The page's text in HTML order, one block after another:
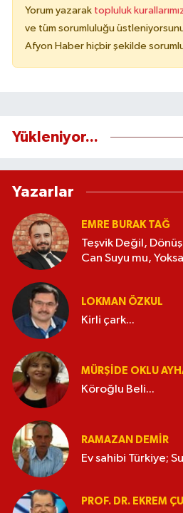
Yorum yazarak topluluk
ve tüm sorumluluğu
Afyon Haber hiçbir şekilde
Yükleniyor...
Yazarlar
EMRE BURAK TAĞ
Teşvik Değil,
Can Suyu mu,
LOKMAN ÖZKUL
Kirli çark...
MÜRŞIDE OKLU
Köroğlu Beli...
RAMAZAN DEMİR
Ev sahibi Türkiye;
PROF. DR. EKREM